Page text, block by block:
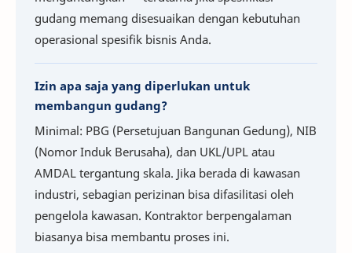
gudang memang disesuaikan dengan kebutuhan
operasional spesifik bisnis Anda.
Izin apa saja yang diperlukan untuk
membangun gudang?
Minimal: PBG (Persetujuan Bangunan Gedung), NIB
(Nomor Induk Berusaha), dan UKL/UPL atau
AMDAL tergantung skala. Jika berada di kawasan
industri, sebagian perizinan bisa difasilitasi oleh
pengelola kawasan. Kontraktor berpengalaman
biasanya bisa membantu proses ini.